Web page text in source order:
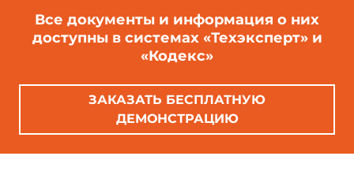
Все документы и информация о них
доступны в системах «Техэксперт» и
«Кодекс»
ЗАКАЗАТЬ БЕСПЛАТНУЮ
ДЕМОНСТРАЦИЮ